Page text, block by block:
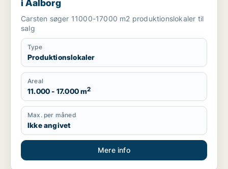
i Aalborg
Carsten søger 11000-17000 m2 produktionslokaler til
salg
Type
Produktionslokaler
Areal
11.000 - 17.000 m2
Max. per måned
Ikke angivet
Mere info